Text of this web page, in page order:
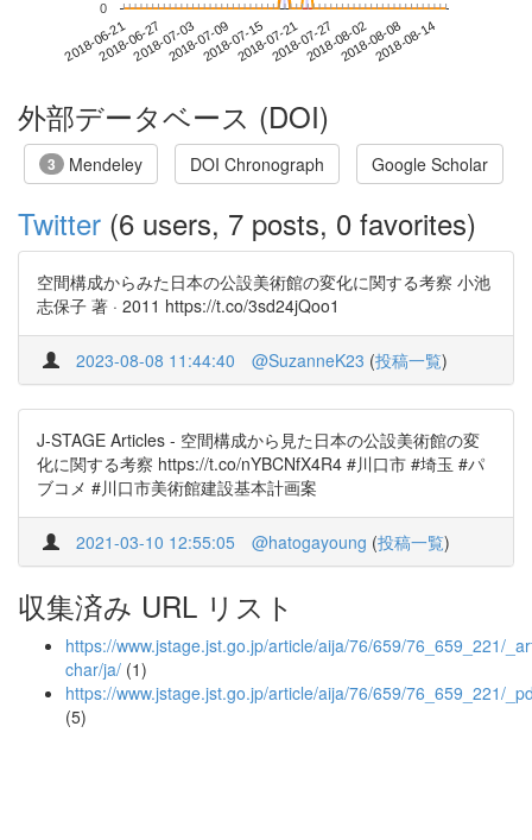
2018-06-212018-06-272018-07-032018-07-092018-07-152018-07-212018-07-272018-08-022018-08-082018-08-14
0
外部データベース (DOI)
3 Mendeley DOI Chronograph Google Scholar
Twitter (6 users, 7 posts, 0 favorites)
空間構成からみた日本の公設美術館の変化に関する考察 小池
志保子 著 · 2011 https://t.co/3sd24jQoo1
2023-08-08 11:44:40 @SuzanneK23 (投稿一覧)
J-STAGE Articles - 空間構成から見た日本の公設美術館の変
化に関する考察 https://t.co/nYBCNfX4R4 #川口市 #埼玉 #パ
ブコメ #川口市美術館建設基本計画案
2021-03-10 12:55:05 @hatogayoung (投稿一覧)
収集済み URL リスト
https://www.jstage.jst.go.jp/article/aija/76/659/76_659_221/
char/ja/ (1)
https://www.jstage.jst.go.jp/article/aija/76/659/76_659_221/
(5)